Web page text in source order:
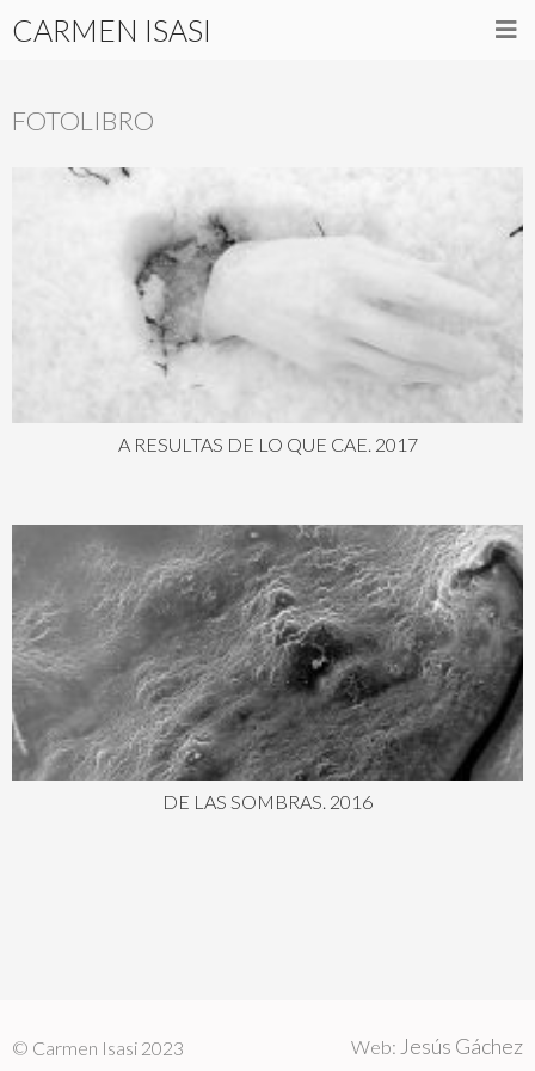
CARMEN ISASI
FOTOLIBRO
A RESULTAS DE LO QUE CAE. 2017
DE LAS SOMBRAS. 2016
© Carmen Isasi 2023 Web: Jesús Gáchez